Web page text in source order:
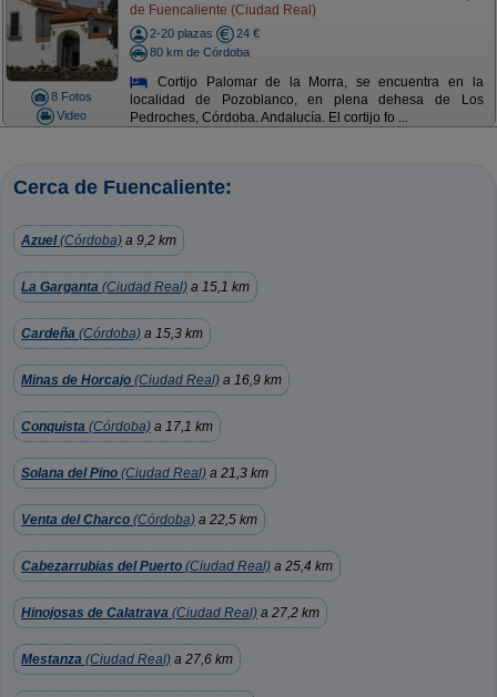
8 Fotos
Video
de Fuencaliente (Ciudad Real)
2-20 plazas
24 €
80 km de Córdoba
Cortijo Palomar de la Morra, se encuentra en la
localidad de Pozoblanco, en plena dehesa de Los
Pedroches, Córdoba. Andalucía. El cortijo fo ...
Cerca de Fuencaliente:
Azuel(Córdoba) a 9,2 km
La Garganta (Ciudad Real) a 15,1 km
Cardeña (Córdoba) a 15,3 km
Minas de Horcajo (Ciudad Real) a 16,9 km
Conquista (Córdoba) a 17,1 km
Solana del Pino (Ciudad Real) a 21,3 km
Venta del Charco (Córdoba) a 22,5 km
Cabezarrubias del Puerto (Ciudad Real) a 25,4 km
Hinojosas de Calatrava (Ciudad Real) a 27,2 km
Mestanza (Ciudad Real) a 27,6 km